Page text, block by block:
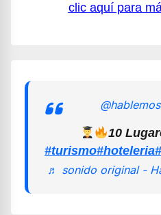
clic aquí para
10
#turismo#hoteleria
♬ sonido original -